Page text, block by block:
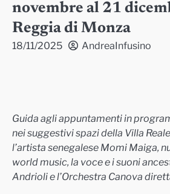
novembre al 21
Reggia di Monza
18/11/2025 AndreaInfusino
Guida agli appuntamenti in
nei suggestivi spazidella Villa
l’artista senegalese Momi Maiga,
world music, la voce e i suoni
Andriolie l’Orchestra Canova